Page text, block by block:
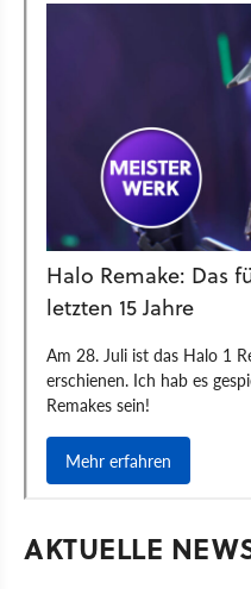
AKTUELLE